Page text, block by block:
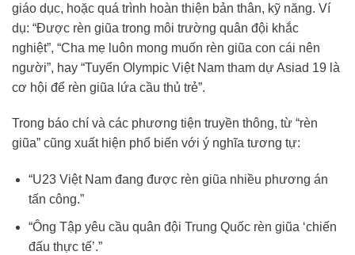
giáo dục, hoặc quá trình hoàn thiện bản thân, kỹ năng. Ví
dụ: “Được rèn giũa trong môi trường quân đội khắc
nghiệt”, “Cha mẹ luôn mong muốn rèn giũa con cái nên
người”, hay “Tuyển Olympic Việt Nam tham dự Asiad 19 là
cơ hội để rèn giũa lứa cầu thủ trẻ”.
Trong báo chí và các phương tiện truyền thông, từ “rèn
giũa” cũng xuất hiện phổ biến với ý nghĩa tương tự:
“U23 Việt Nam đang được rèn giũa nhiều phương án
tấn công.”
“Ông Tập yêu cầu quân đội Trung Quốc rèn giũa ‘chiến
đấu thực tế’.”